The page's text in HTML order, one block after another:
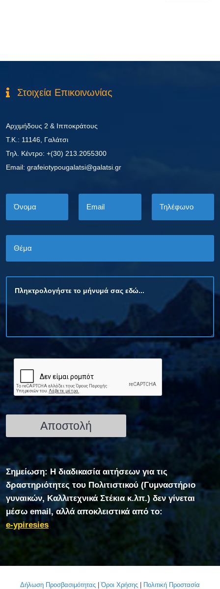
Στοιχεία Επικοινωνίας
Αρχιμήδους 2 & Ιπποκράτους
Τ.Κ.: 11146, Γαλάτσι
Τηλ. Κέντρο: +(30) 213.2055300
Εmail: grafeiotypougalatsi@galatsi.gr
Σημείωση: Η διαδικασία αιτήσεων για τις
δραστηριότητες του Πολιτιστικού (Γυμναστήριο
γυναικών, Καλλιτεχνικά Στέκια κ.λπ.) δεν γίνεται
μέσω email, αλλά αποκλειστικά από το:
e-ypiresies
Δήλωση Προσβασιμότητας |Όροι Χρήσης Πολιτική Προστασία